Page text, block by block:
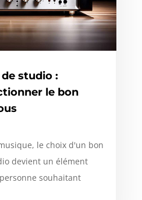
studio :
le bon
le choix d'un bon
devient un élément
souhaitant